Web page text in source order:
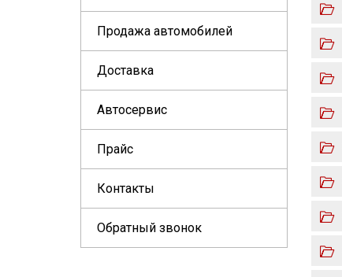
Продажа автомобилей
Доставка
Автосервис
Прайс
Контакты
Обратный звонок